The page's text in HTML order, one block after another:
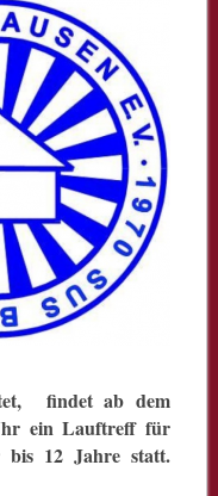
findet ab dem
ein Lauftreff für
bis 12 Jahre statt.